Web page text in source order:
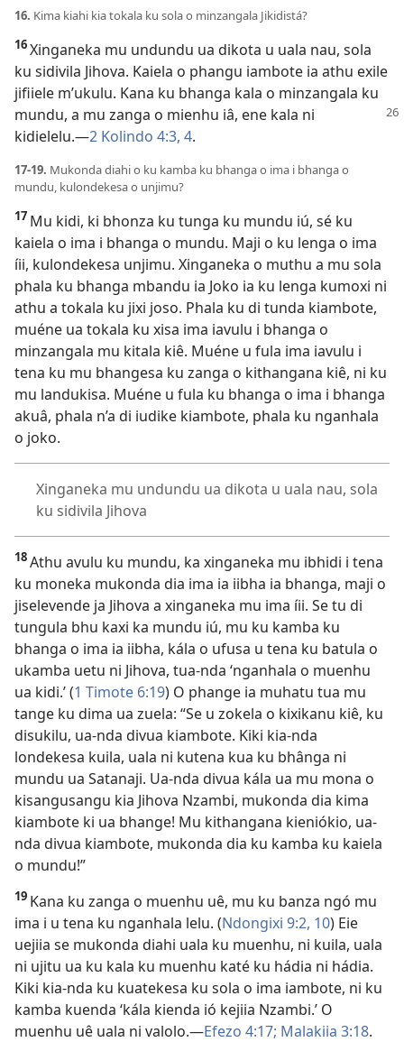
16. Kima kiahi kia tokala ku sola o minzangala Jikidistá?
16Xinganeka mu undundu ua dikota u uala nau, sola
ku sidivila Jihova. Kaiela o phangu iambote ia athu exile
jifiiele m’ukulu. Kana ku bhanga kala o minzangala ku
mundu, a mu zanga o mienhu iâ, ene kala ni
kidielelu.—2 Kolindo 4:3, 4.
17-19. Mukonda diahi o ku kamba ku bhanga o ima i bhanga o
mundu, kulondekesa o unjimu?
17 Mu kidi, ki bhonza ku tunga ku mundu iú, sé ku
kaiela o ima i bhanga o mundu. Maji o ku lenga o ima
íii, kulondekesa unjimu. Xinganeka o muthu a mu sola
phala ku bhanga mbandu ia Joko ia ku lenga kumoxi ni
athu a tokala ku jixi joso. Phala ku di tunda kiambote,
muéne ua tokala ku xisa ima iavulu i bhanga o
minzangala mu kitala kiê. Muéne u fula ima iavulu i
tena ku mu bhangesa ku zanga o kithangana kiê, ni ku
mu landukisa. Muéne u fula ku bhanga o ima i bhanga
akuâ, phala n’a di iudike kiambote, phala ku nganhala
o joko.
Xinganeka mu undundu ua dikota u uala nau, sola
ku sidivila Jihova
18Athu avulu ku mundu, ka xinganeka mu ibhidi i tena
ku moneka mukonda dia ima ia iibha ia bhanga, maji o
jiselevende ja Jihova a xinganeka mu ima íii. Se tu di
tungula bhu kaxi ka mundu iú, mu ku kamba ku
bhanga o ima ia iibha, kála o ufusa u tena ku batula o
ukamba uetu ni Jihova, tua-nda ‘nganhala o muenhu
ua kidi.’ (1 Timote 6:19) O phange ia muhatu tua mu
tange ku dima ua zuela: “Se u zokela o kixikanu kiê, ku
disukilu, ua-nda divua kiambote. Kiki kia-nda
londekesa kuila, uala ni kutena kua ku bhânga ni
mundu ua Satanaji. Ua-nda divua kála ua mu mona o
kisangusangu kia Jihova Nzambi, mukonda dia kima
kiambote ki ua bhange! Mu kithangana kieniókio, ua-
nda divua kiambote, mukonda dia ku kamba ku kaiela
o mundu!”
19 Kana ku zanga o muenhu uê, mu ku banza ngó mu
ima i u tena ku nganhala lelu. (Ndongixi 9:2, 10) Eie
uejiia se mukonda diahi uala ku muenhu, ni kuila, uala
ni ujitu ua ku kala ku muenhu katé ku hádia ni hádia.
Kiki kia-nda ku kuatekesa ku sola o ima iambote, ni ku
kamba kuenda ‘kála kienda ió kejiia Nzambi.’ O
muenhu uê uala ni valolo.—Efezo 4:17; Malakiia 3:18.